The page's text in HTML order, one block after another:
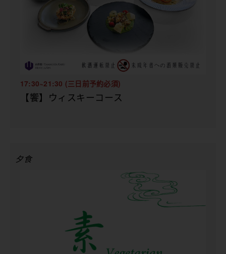
17:30~21:30 (三日前予約必須)
【饗】ウィスキーコース
夕食